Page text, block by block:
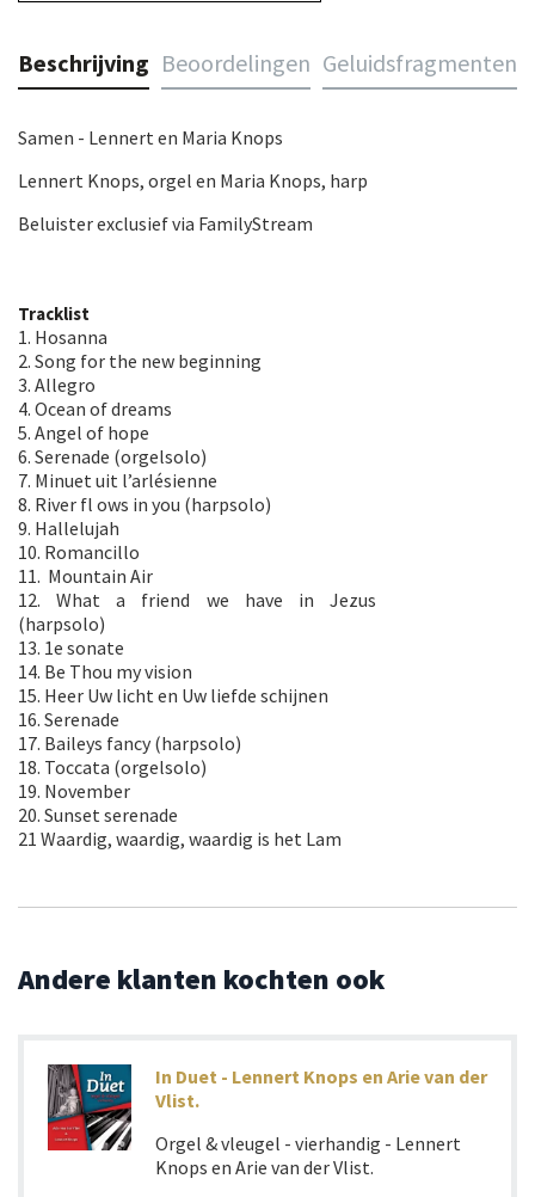
Beschrijving Beoordelingen Geluidsfragmenten
Samen - Lennert en Maria Knops
Lennert Knops, orgel en Maria Knops, harp
Beluister exclusief via FamilyStream
Tracklist
1. Hosanna
2. Song for the new beginning
3. Allegro
4. Ocean of dreams
5. Angel of hope
6. Serenade (orgelsolo)
7. Minuet uit l’arlésienne
8. River fl ows in you (harpsolo)
9. Hallelujah
10. Romancillo
11. Mountain Air
12. What a friend we have in Jezus
(harpsolo)
13. 1e sonate
14. Be Thou my vision
15. Heer Uw licht en Uw liefde schijnen
16. Serenade
17. Baileys fancy (harpsolo)
18. Toccata (orgelsolo)
19. November
20. Sunset serenade
21 Waardig, waardig, waardig is het Lam
Andere klanten kochten ook
In Duet - Lennert Knops en Arie van der
Vlist.
Orgel & vleugel - vierhandig - Lennert
Knops en Arie van der Vlist.